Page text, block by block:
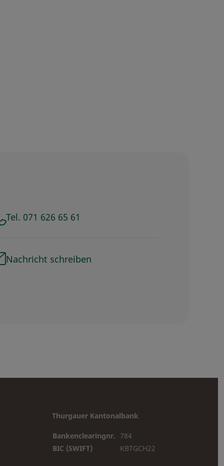
Tel. 071 626 65 61
Nachricht schreiben
Thurgauer Kantonalbank
Bankenclearingnr. 784
BIC (SWIFT)
KBTGCH22